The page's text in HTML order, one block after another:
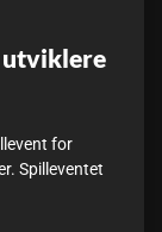
utviklere
for
Spilleventet